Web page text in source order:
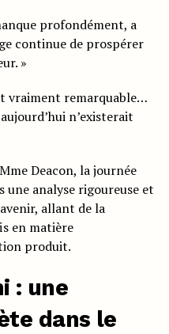
profondément, a
continue de prospérer
»
vraiment remarquable…
n’existerait
Deacon, la journée
une analyse rigoureuse et
allant de la
en matière
produit.
: une
dans le